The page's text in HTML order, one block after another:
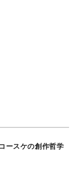
ースケの創作哲学